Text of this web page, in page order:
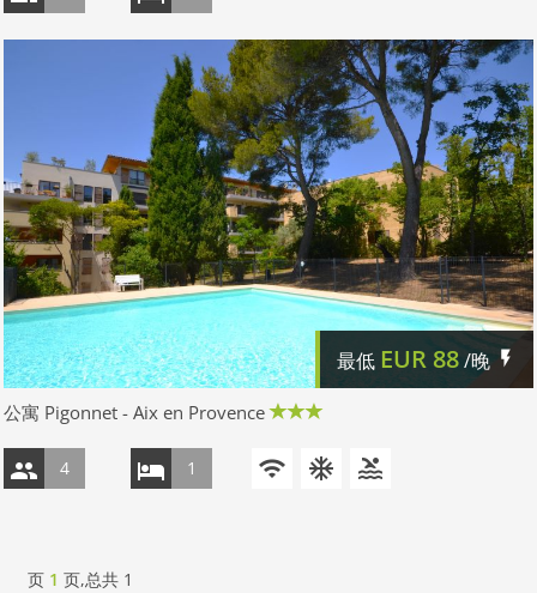
最低 EUR 88/晚
公寓 Pigonnet - Aix en Provence
4 1
页 1 页,总共 1